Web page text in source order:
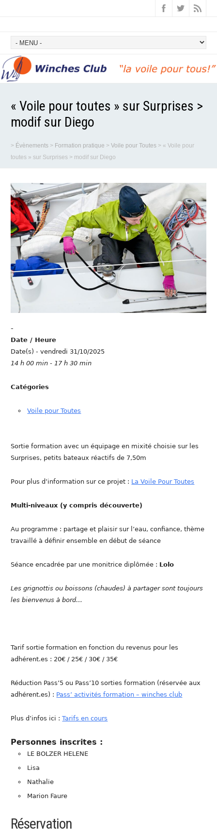
« Voile pour toutes » sur Surprises >
modif sur Diego
> Évènements > Formation pratique >Voile pour Toutes >« Voile pour
toutes » sur Surprises > modif sur Diego
-
Date / Heure
Date(s) - vendredi 31/10/2025
14 h 00 min - 17 h 30 min
Catégories
Voile pour Toutes
Sortie formation avec un équipage en mixité choisie sur les
Surprises, petits bateaux réactifs de 7,50m
Pour plus d’information sur ce projet : La Voile Pour Toutes
Multi-niveaux (y compris découverte)
Au programme : partage et plaisir sur l’eau, confiance, thème
travaillé à définir ensemble en début de séance
Séance encadrée par une monitrice diplômée : Lolo
Les grignottis ou boissons (chaudes) à partager sont toujours
les bienvenus à bord…
Tarif sortie formation en fonction du revenus pour les
adhérent.es : 20€ / 25€ / 30€ / 35€
Réduction Pass’5 ou Pass’10 sorties formation (réservée aux
adhérent.es) : Pass’ activités formation – winches club
Plus d’infos ici :Tarifs en cours
Personnes inscrites :
LE BOLZER HELENE
Lisa
Nathalie
Marion Faure
Réservation